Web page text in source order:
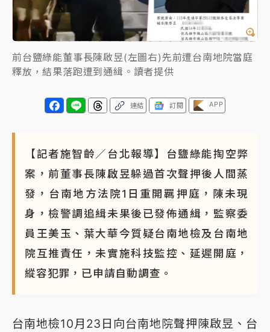
蔣萬安的建中同學！47歲法律學霸戰桃園 公開上任首
要3件事
前台鹽綠能董事長陳啟昱(左圖右)先前遭台南地院當庭
釋放，結果落跑遭到通緝。讀者提供
連結 訂閱 APP
【記者施智齡／台北報導】台鹽綠能掏空弊
案，前董事長陳啟昱躲過首次聲押後人間蒸
發，台南地方法院1日重開羈押庭，陳未現
身，檢警調追緝未果後已發佈通緝，監察委
員王美玉、葉大華今質疑台南地檢及台南地
院互推責任，未實施科技監控、延遲開庭，
縱容犯罪，已申請自動調查。
台南地檢10月23日向台南地院聲押陳啟昱、台